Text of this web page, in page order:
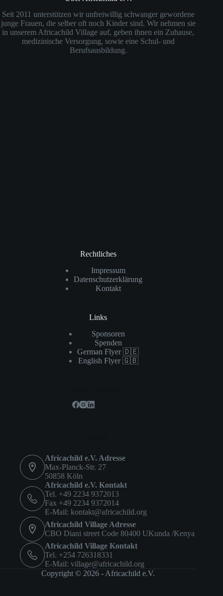
Seit 2011 unterstützen wir unfreiwillig schwanger gewordene
junge Frauen, die selber oft noch Kinder sind. Wir nehmen sie
in unserem Africachild Village auf, geben ihnen ein Zuhause,
medizinische Versorgung, sowie eine Schul- und
Berufsausbildung.
Rechtliches
Impressum
Datenschutzerklärung
Kontakt
Links
Sponsoren
Spenden
German Flyer 🇩🇪
English Flyer 🇬🇧
Africachild e.V. Adresse
Max-Planck-Str. 27
50858 Köln
Africachild e.V. Kontakt
Tel. +49 2234 9372013
Fax +49 2234 9372014
E-Mail: kontakt@africachild.org
Africachild Village Adresse
CBO Diani street Code 80400 UKunda /Kenya
Africachild Village Kontakt
Tel. +254 726318331
E-Mail: village@africachild.org
Copyright © 2026 - Africachild e.V.